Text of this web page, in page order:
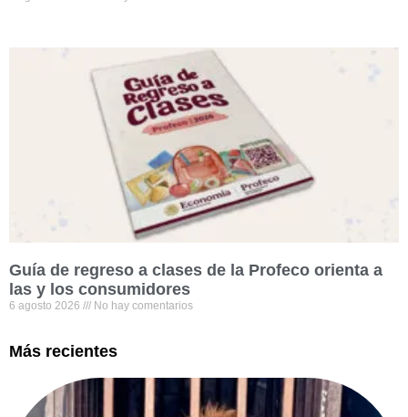
Guía de regreso a clases de la Profeco orienta a
las y los consumidores
6 agosto 2026 No hay comentarios
Más recientes